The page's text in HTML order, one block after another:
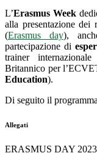
L’Erasmus Week
alla presentazione
(Erasmus day),
partecipazione di
trainer
Britannico per
Education).
Di seguito il
Allegati
ERASMUS DAY 2023